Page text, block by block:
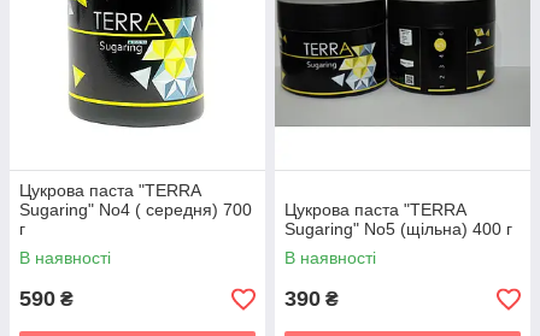
Цукрова паста "TERRA
Sugaring" No4 ( середня) 700
г
В наявності
590 ₴
Цукрова паста "TERRA
Sugaring" No5 (щільна) 400 г
В наявності
390 ₴